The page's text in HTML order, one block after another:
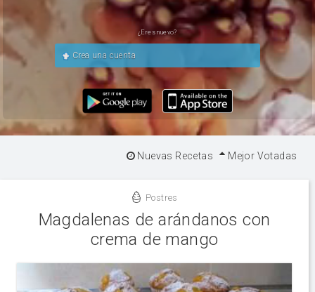
¿Eres nuevo?
Crea una cuenta
Nuevas Recetas Mejor Votadas
Postres
Magdalenas de arándanos con
crema de mango